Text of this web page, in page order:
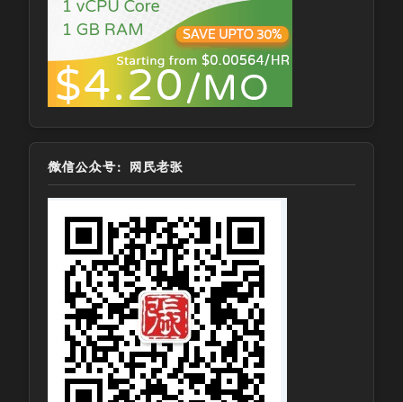
微信公众号：网民老张